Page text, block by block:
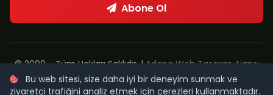
Abone Ol
© 2009 - Tüm Hakları Saklıdır. |Adana Web Tasarım Ajansı
Metropol Web
Bu web sitesi, size daha iyi bir deneyim sunmak ve
ziyaretçi trafiğini analiz etmek için çerezleri kullanmaktadır.